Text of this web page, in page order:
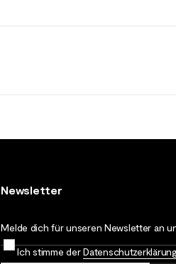
Newsletter
Melde dich für unseren Newsletter an
Ich stimme derDatenschutz­erklärung